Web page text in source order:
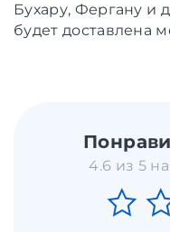
Бухару, Фергану и
будет доставлена
4.6 из 5